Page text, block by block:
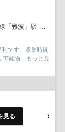
波」駅 徒歩10分
です。収集時間
可能物... もっと見
見る